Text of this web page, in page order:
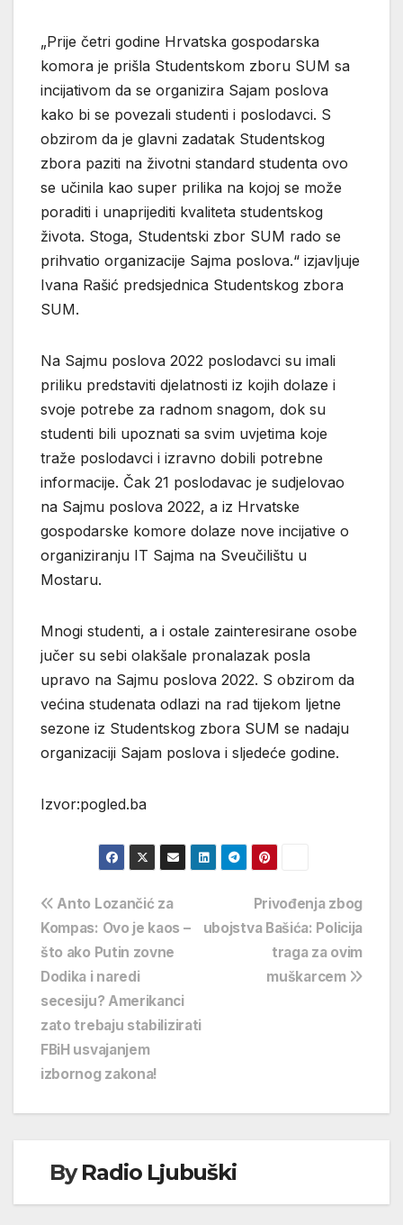
„Prije četri godine Hrvatska gospodarska
komora je prišla Studentskom zboru SUM sa
incijativom da se organizira Sajam poslova
kako bi se povezali studenti i poslodavci. S
obzirom da je glavni zadatak Studentskog
zbora paziti na životni standard studenta ovo
se učinila kao super prilika na kojoj se može
poraditi i unaprijediti kvaliteta studentskog
života. Stoga, Studentski zbor SUM rado se
prihvatio organizacije Sajma poslova.“ izjavljuje
Ivana Rašić predsjednica Studentskog zbora
SUM.
Na Sajmu poslova 2022 poslodavci su imali
priliku predstaviti djelatnosti iz kojih dolaze i
svoje potrebe za radnom snagom, dok su
studenti bili upoznati sa svim uvjetima koje
traže poslodavci i izravno dobili potrebne
informacije. Čak 21 poslodavac je sudjelovao
na Sajmu poslova 2022, a iz Hrvatske
gospodarske komore dolaze nove incijative o
organiziranju IT Sajma na Sveučilištu u
Mostaru.
Mnogi studenti, a i ostale zainteresirane osobe
jučer su sebi olakšale pronalazak posla
upravo na Sajmu poslova 2022. S obzirom da
većina studenata odlazi na rad tijekom ljetne
sezone iz Studentskog zbora SUM se nadaju
organizaciji Sajam poslova i sljedeće godine.
Izvor:pogled.ba
Navigacija
objava
Privođenja zbog
ubojstva Bašića: Policija
traga za ovim
muškarcem
Anto Lozančić za
Kompas: Ovo je kaos –
što ako Putin zovne
Dodika i naredi
secesiju? Amerikanci
zato trebaju stabilizirati
FBiH usvajanjem
izbornog zakona!
ByRadio Ljubuški